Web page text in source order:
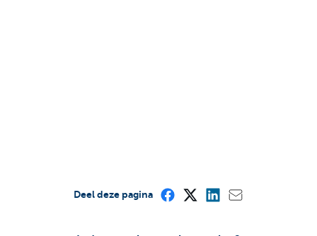
Deel deze pagina